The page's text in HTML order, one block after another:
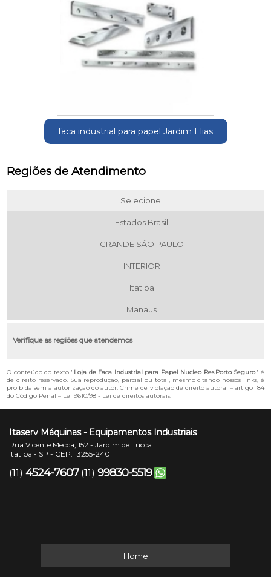
faca industrial para papel Jardim Elias
Regiões de Atendimento
Selecione:
Estados Brasil
GRANDE SÃO PAULO
INTERIOR
Itatiba
Manaus
Verifique as regiões que atendemos
O conteúdo do texto "Loja de Faca Industrial para Papel Nucleo Res.Porto Seguro" é
de direito reservado. Sua reprodução, parcial ou total, mesmo citando nossos links, é
proibida sem a autorização do autor. Crime de violação de direito autoral – artigo 184
do Código Penal – Lei 9610/98 - Lei de direitos autorais.
Itaserv Máquinas - Equipamentos Industriais
Rua Vicente Mecca, 152 - Jardim de Lucca
Itatiba - SP - CEP: 13255-240
(11) 4524-7607 (11) 99830-5519
Home